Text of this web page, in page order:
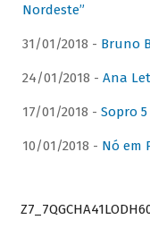
Nordeste”
31/01/2018 - Bruno
24/01/2018 - Ana
17/01/2018 - Sopro 5
10/01/2018 - Nó em